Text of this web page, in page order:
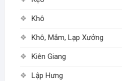
Khô
Khô, Mắm, Lạp Xưởng
Kiên Giang
Lập Hưng